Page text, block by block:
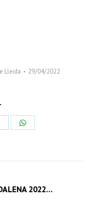
Lleida 29/04/2022
2022…